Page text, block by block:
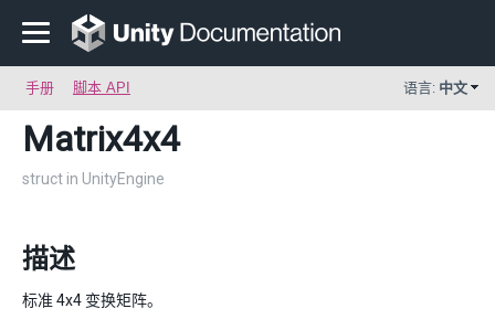
手册 脚本 API 语言: 中文
Matrix4x4
struct in UnityEngine
描述
标准 4x4 变换矩阵。